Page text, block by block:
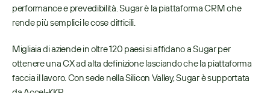
performance e prevedibilità. Sugar è la piattaforma CRM che
rende più semplici le cose difficili.
Migliaia di aziende in oltre 120 paesi si affidano a Sugar per
ottenere una CX ad alta definizione lasciando che la piattaforma
faccia il lavoro. Con sede nella Silicon Valley, Sugar è supportata